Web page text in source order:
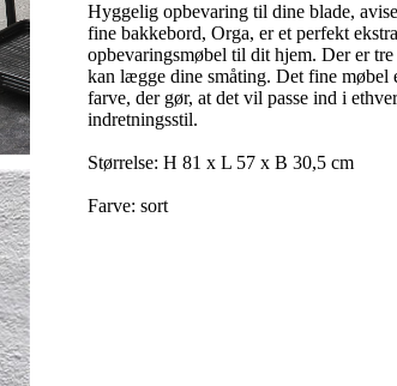
Hyggelig opbevaring til dine blade,
fine bakkebord, Orga, er et perfekt ekstra
opbevaringsmøbel til dit hjem. Der er
kan lægge dine småting. Det fine møbel
farve, der gør, at det vil passe ind i
indretningsstil.
Størrelse: H 81 x L 57 x B 30,5 cm
Farve: sort